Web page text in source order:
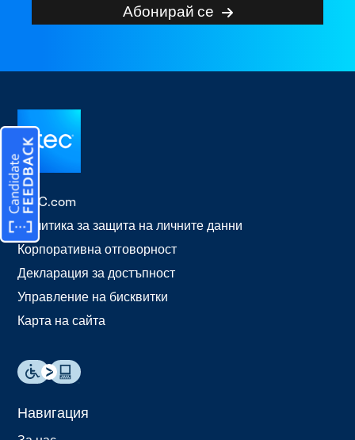
Абонирай се
TTEC.com
Политика за защита на личните данни
Корпоративна отговорност
Декларация за достъпност
Управление на бисквитки
Карта на сайта
Навигация